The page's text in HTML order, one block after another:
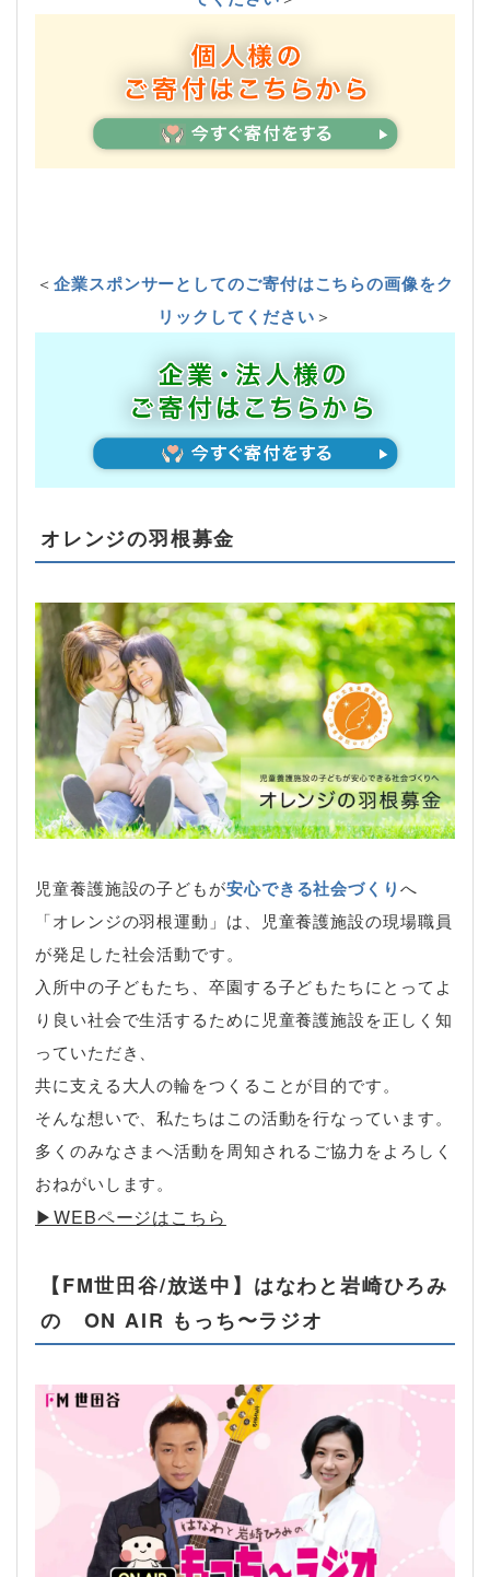
＜企業スポンサーとしてのご寄付はこちらの画像をク
リックしてください＞
オレンジの羽根募金
児童養護施設の子どもが安心できる社会づくりへ
「オレンジの羽根運動」は、児童養護施設の現場職員
が発足した社会活動です。
入所中の子どもたち、卒園する子どもたちにとってよ
り良い社会で生活するために児童養護施設を正しく知
っていただき、
共に支える大人の輪をつくることが目的です。
そんな想いで、私たちはこの活動を行なっています。
多くのみなさまへ活動を周知されるご協力をよろしく
おねがいします。
▶︎WEBページはこちら
【FM世田谷/放送中】はなわと岩崎ひろみ
の ON AIR もっち〜ラジオ